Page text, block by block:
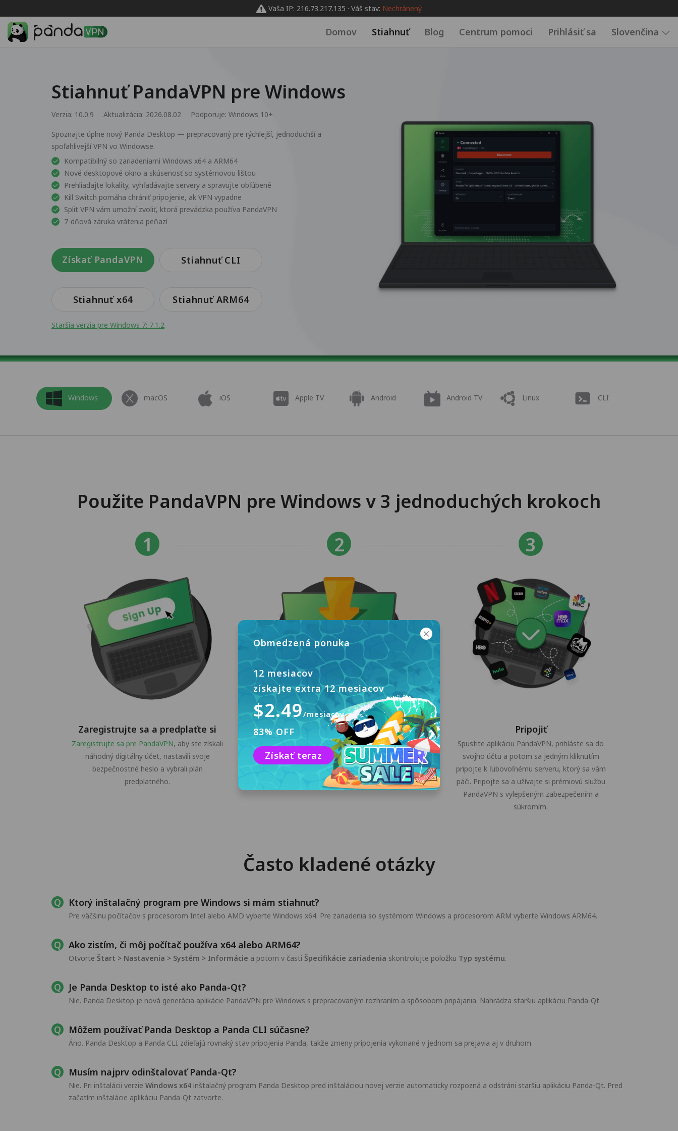
Vaša IP: 216.73.217.135 · Váš stav: Nechránený
Domov Stiahnuť Blog Centrum pomoci Prihlásiť sa Slovenčina
Stiahnuť PandaVPN pre Windows
Verzia: 10.0.9 Aktualizácia: 2026.08.02 Podporuje: Windows 10+
Spoznajte úplne nový Panda Desktop — prepracovaný pre rýchlejší, jednoduchší a
spoľahlivejší VPN vo Windowse.
Kompatibilný so zariadeniami Windows x64 a ARM64
Nové desktopové okno a skúsenosť so systémovou lištou
Prehliadajte lokality, vyhľadávajte servery a spravujte obľúbené
Kill Switch pomáha chrániť pripojenie, ak VPN vypadne
Split VPN vám umožní zvoliť, ktorá prevádzka používa PandaVPN
7-dňová záruka vrátenia peňazí
Získať PandaVPN Stiahnuť CLI
Stiahnuť x64 Stiahnuť ARM64
Staršia verzia pre Windows 7: 7.1.2
Windows macOS iOS Apple TV Android Android TV Linux CLI
Použite PandaVPN pre Windows v 3 jednoduchých krokoch
Zaregistrujte sa a predplaťte si
Zaregistrujte sa pre PandaVPN, aby ste získali
náhodný digitálny účet, nastavili svoje
bezpečnostné heslo a vybrali plán
predplatného.
Stiahnuť a nainštalovať
Kliknite na "Bezplatné stiahnutie" pre
stiahnutie PandaVPN pre Windows a
nainštalujte ju do svojho počítača.
Pripojiť
Spustite aplikáciu PandaVPN, prihláste sa do
svojho účtu a potom sa jedným kliknutím
pripojte k ľubovoľnému serveru, ktorý sa vám
páči. Pripojte sa a užívajte si prémiovú službu
PandaVPN s vylepšeným zabezpečením a
súkromím.
Často kladené otázky
Ktorý inštalačný program pre Windows si mám stiahnuť?
Pre väčšinu počítačov s procesorom Intel alebo AMD vyberte Windows x64. Pre zariadenia so systémom Windows a procesorom ARM vyberte Windows ARM64.
Ako zistím, či môj počítač používa x64 alebo ARM64?
Otvorte Štart > Nastavenia > Systém > Informácie a potom v časti Špecifikácie zariadenia skontrolujte položku Typ systému.
Je Panda Desktop to isté ako Panda-Qt?
Nie. Panda Desktop je nová generácia aplikácie PandaVPN pre Windows s prepracovaným rozhraním a spôsobom pripájania. Nahrádza staršiu aplikáciu Panda-Qt.
Môžem používať Panda Desktop a Panda CLI súčasne?
Áno. Panda Desktop a Panda CLI zdieľajú rovnaký stav pripojenia Panda, takže zmeny pripojenia vykonané v jednom sa prejavia aj v druhom.
Musím najprv odinštalovať Panda-Qt?
Nie. Pri inštalácii verzie Windows x64 inštalačný program Panda Desktop pred inštaláciou novej verzie automaticky rozpozná a odstráni staršiu aplikáciu Panda-Qt. Pred
začatím inštalácie aplikáciu Panda-Qt zatvorte.
Obmedzená ponuka
12 mesiacov
získajte extra 12 mesiacov
$2.49/mesiacov
83% OFF
Získať teraz